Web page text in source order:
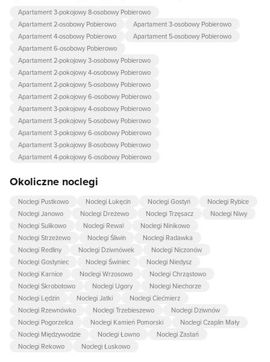
Apartament 3-pokojowy 8-osobowy Pobierowo
Apartament 2-osobowy Pobierowo
Apartament 3-osobowy Pobierowo
Apartament 4-osobowy Pobierowo
Apartament 5-osobowy Pobierowo
Apartament 6-osobowy Pobierowo
Apartament 2-pokojowy 3-osobowy Pobierowo
Apartament 2-pokojowy 4-osobowy Pobierowo
Apartament 2-pokojowy 5-osobowy Pobierowo
Apartament 2-pokojowy 6-osobowy Pobierowo
Apartament 3-pokojowy 4-osobowy Pobierowo
Apartament 3-pokojowy 5-osobowy Pobierowo
Apartament 3-pokojowy 6-osobowy Pobierowo
Apartament 3-pokojowy 8-osobowy Pobierowo
Apartament 4-pokojowy 6-osobowy Pobierowo
Okoliczne noclegi
Noclegi Pustkowo Noclegi Łukęcin Noclegi Gostyń
Noclegi Rybice
Noclegi Janowo
Noclegi Dreżewo Noclegi Trzęsacz
Noclegi Niwy
Noclegi Sulikowo
Noclegi Rewal
Noclegi Ninikowo
Noclegi Strzeżewo
Noclegi Śliwin
Noclegi Radawka
Noclegi Redliny
Noclegi Dziwnówek
Noclegi Niczonów
Noclegi Gostyniec
Noclegi Świniec
Noclegi Niedysz
Noclegi Karnice
Noclegi Wrzosowo
Noclegi Chrząstowo
Noclegi Skrobotowo
Noclegi Ugory
Noclegi Niechorze
Noclegi Lędzin
Noclegi Jatki
Noclegi Ciećmierz
Noclegi Rzewnówko
Noclegi Trzebieszewo
Noclegi Dziwnów
Noclegi Pogorzelica
Noclegi Kamień Pomorski
Noclegi Czaplin Mały
Noclegi Międzywodzie
Noclegi Łowno
Noclegi Zastań
Noclegi Rekowo
Noclegi Łuskowo